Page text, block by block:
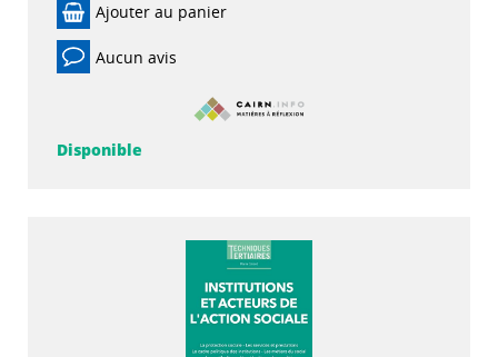
Ajouter au panier
Aucun avis
Disponible